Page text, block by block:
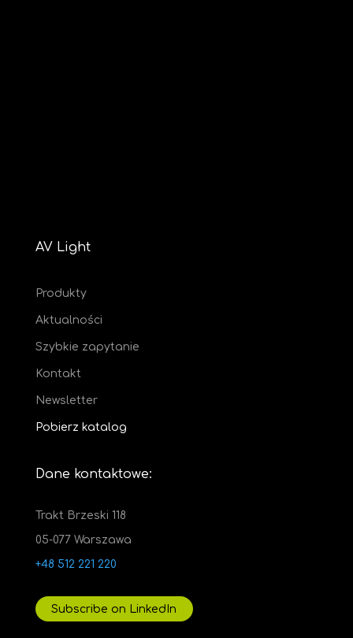
AV Light
Produkty
Aktualności
Szybkie zapytanie
Kontakt
Newsletter
Pobierz katalog
Dane kontaktowe:
Trakt Brzeski 118
05-077 Warszawa
+48 512 221 220
Subscribe on LinkedIn